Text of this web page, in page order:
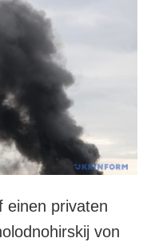
einen privaten
von